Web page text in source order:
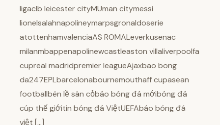
ligaclb leicester cityMUman citymessi
lionelsalahnapolineymarpsgronaldoserie
atottenhamvalenciaAS ROMALeverkusenac
milanmbappenapolinewcastleaston villaliverpoolfa
cupreal madridpremier leagueAjaxbao bong
da247EPLbarcelonabournemouthaff cupasean
footballbên lề sân cỏbáo bóng đá mớibóng đá
cúp thế giớitin bóng đá ViệtUEFAbáo bóng đá
việt […]